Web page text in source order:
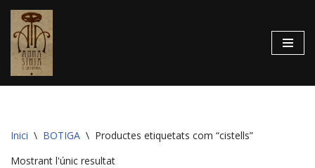
Vés
al
contingut
Inici \ BOTIGA \ Productes etiquetats com “cistells”
Mostrant l'únic resultat